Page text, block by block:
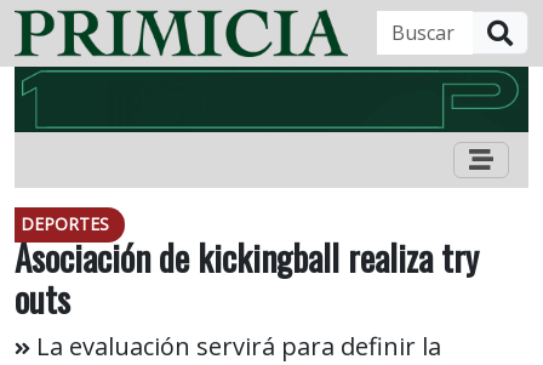
DEPORTES
Asociación de kickingball realiza try
outs
La evaluación servirá para definir la